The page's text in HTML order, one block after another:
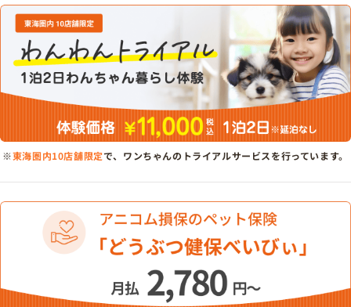
※東海圏内10店舗限定で、ワンちゃんのトライアルサービスを行っています。